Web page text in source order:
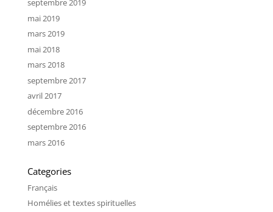
septembre 2019
mai 2019
mars 2019
mai 2018
mars 2018
septembre 2017
avril 2017
décembre 2016
septembre 2016
mars 2016
Categories
Français
Homélies et textes spirituelles